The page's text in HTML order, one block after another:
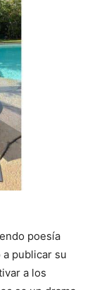
poesía
publicar su
a los